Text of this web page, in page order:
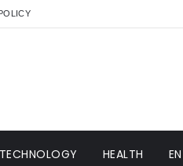
TECHNOLOGY HEALTH